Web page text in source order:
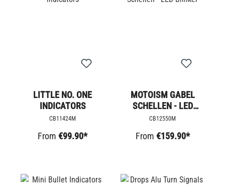
LITTLE NO. ONE
INDICATORS
CB11424M
From €99.90*
MOTOISM GABEL
SCHELLEN - LED
BLINKER
CB12550M
From €159.90*